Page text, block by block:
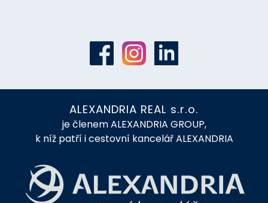
ALEXANDRIA REAL s.r.o.
je členem ALEXANDRIA GROUP,
k níž patří i cestovní kancelář ALEXANDRIA